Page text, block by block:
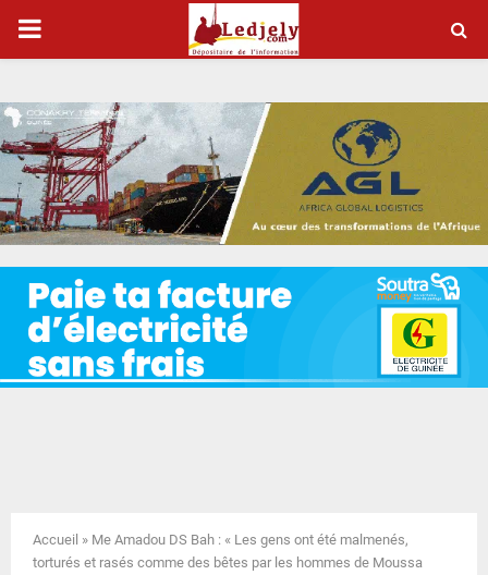
P
I
M
A
R
Y
N
Accueil » Me Amadou DS Bah : « Les gens ont été malmenés,
torturés et rasés comme des bêtes par les hommes de Moussa